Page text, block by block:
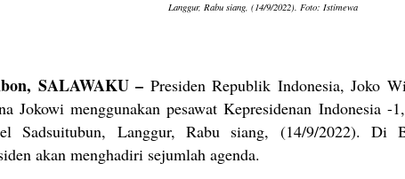
Langgur, Rabu siang, (14/9/2022). Foto: Istimewa
SALAWAKU – Presiden Republik Indonesia, Joko
Jokowi menggunakan pesawat Kepresidenan Indonesia -
Sadsuitubun, Langgur, Rabu siang, (14/9/2022). Di
akan menghadiri sejumlah agenda.